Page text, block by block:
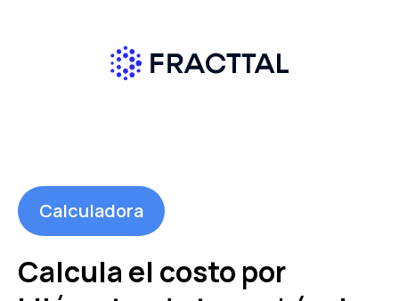
Calculadora
Calcula el costo por